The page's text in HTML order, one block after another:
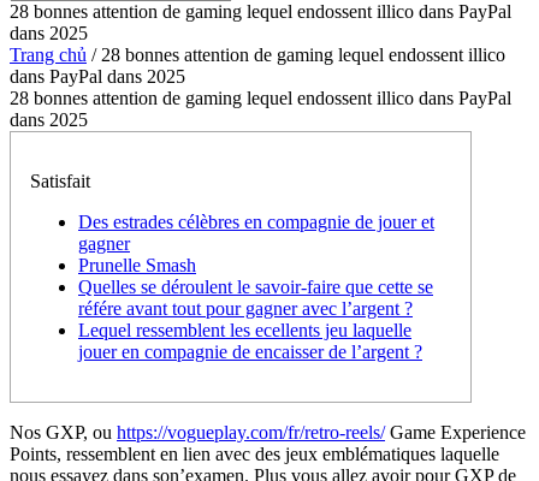
28 bonnes attention de gaming lequel endossent illico dans PayPal
dans 2025
Trang chủ / 28 bonnes attention de gaming lequel endossent illico
dans PayPal dans 2025
28 bonnes attention de gaming lequel endossent illico dans PayPal
dans 2025
Satisfait
Des estrades célèbres en compagnie de jouer et
gagner
Prunelle Smash
Quelles se déroulent le savoir-faire que cette se
référe avant tout pour gagner avec l’argent ?
Lequel ressemblent les ecellents jeu laquelle
jouer en compagnie de encaisser de l’argent ?
Nos GXP, ou https://vogueplay.com/fr/retro-reels/Game Experience
Points, ressemblent en lien avec des jeux emblématiques laquelle
nous essayez dans son’examen. Plus vous allez avoir pour GXP de